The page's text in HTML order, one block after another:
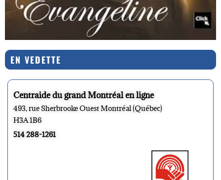
EN VEDETTE
Centraide du grand Montréal en ligne
493, rue Sherbrooke Ouest Montréal (Québec)
H3A 1B6
514 288-1261